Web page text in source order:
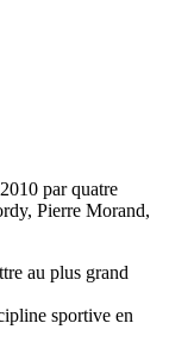
par quatre
Pierre Morand,
au plus grand
sportive en